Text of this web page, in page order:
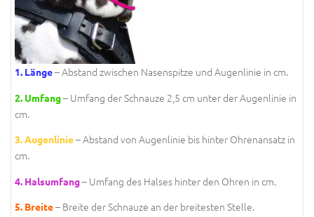
1. Länge– Abstand zwischen Nasenspitze und Augenlinie in cm.
2. Umfang– Umfang der Schnauze 2,5 cm unter der Augenlinie in
cm.
3. Augenlinie– Abstand von Augenlinie bis hinter Ohrenansatz in
cm.
4. Halsumfang– Umfang des Halses hinter den Ohren in cm.
5. Breite– Breite der Schnauze an der breitesten Stelle.